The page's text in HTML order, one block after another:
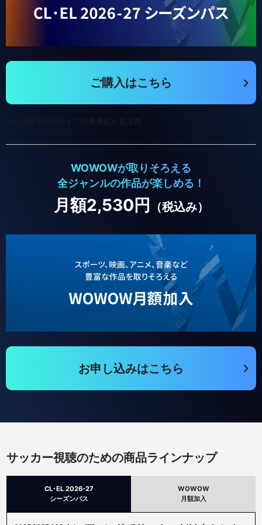
ご購入はこちら
※2026年6月30日まで対象番組が見放題
WOWOWが取りそろえる
全ジャンルの作品が楽しめる！
月額2,530円 （税込み）
お申し込みはこちら
サッカー視聴のための商品ラインナップ
CL･EL 2026-27
シーズンパス
WOWOW
月額加入